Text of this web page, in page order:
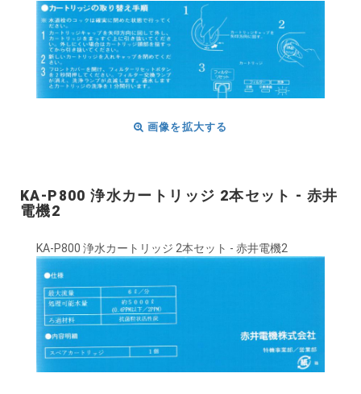
画像を拡大する
KA-P800 浄水カートリッジ 2本セット - 赤井
電機2
KA-P800 浄水カートリッジ 2本セット - 赤井電機2